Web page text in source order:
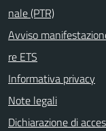
nale (PTR)
Avviso
re ETS
Informativa privacy
Note legali
Dichiarazione di